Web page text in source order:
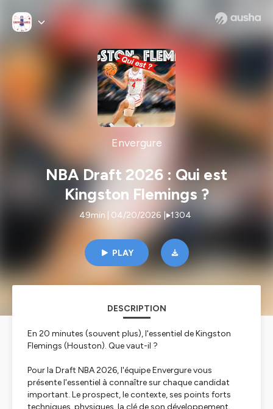
Envergure
NBA Draft 2026 : Qui est
Kingston Flemings ?
49min | 04/20/2026 1304
PLAY
DESCRIPTION
En 20 minutes (souvent plus), l'essentiel de Kingston
Flemings (Houston). Que vaut-il ?
Pour la Draft NBA 2026, l'équipe Envergure vous
présente l'essentiel à connaître sur chaque candidat
important. Le prospect, le contexte, ses points forts
techniques, physiques, la clé de son développement,